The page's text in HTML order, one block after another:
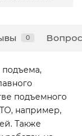
0
подъема,
подъемного
например,
Также